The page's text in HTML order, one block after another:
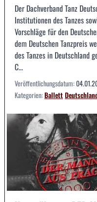
Der Dachverband Tanz
Institutionen des Tanzes
Vorschläge für den
dem Deutschen Tanzpreis
des Tanzes in Deutschland
C...
Veröffentlichungsdatum:
Kategorien:Ballett